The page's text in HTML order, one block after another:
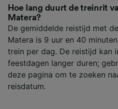
Hoe lang duurt de treinrit
Matera?
De gemiddelde reistijd met
Matera is 9 uur en 40
trein per dag. De reistijd kan
feestdagen langer duren;
deze pagina om te zoeken
reisdatum.